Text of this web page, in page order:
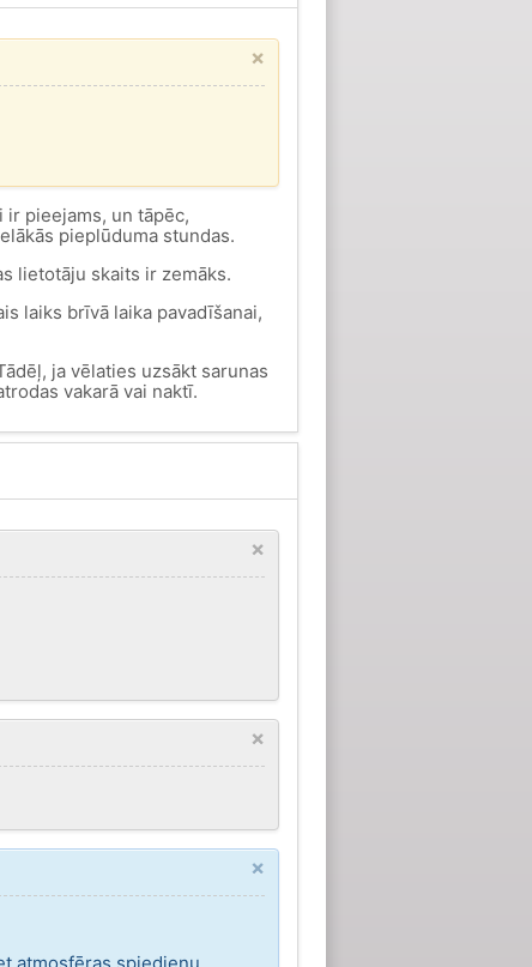
×
ir pieejams, un tāpēc,
pieplūduma stundas.
lietotāju skaits ir zemāks.
laiks brīvā laika pavadīšanai,
ja vēlaties uzsākt sarunas
vakarā vai naktī.
×
×
×
atmosfēras spiedienu